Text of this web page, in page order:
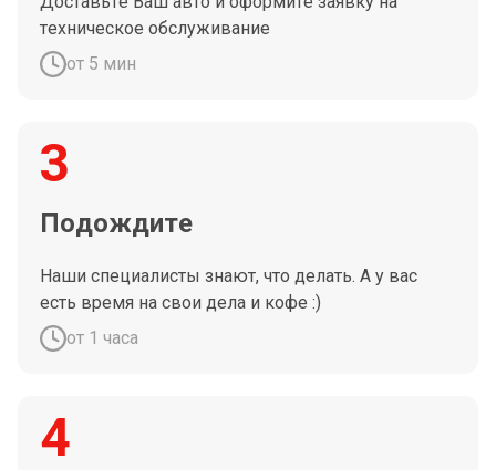
техническое обслуживание
от 5 мин
3
Подождите
Наши специалисты знают, что делать. А у вас
есть время на свои дела и кофе :)
от 1 часа
4